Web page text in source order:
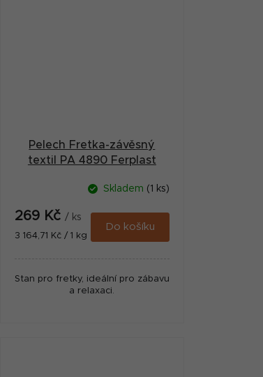
Pelech Fretka-závěsný
textil PA 4890 Ferplast
Skladem (1 ks)
269 Kč / ks
Měrná
3 164,71 Kč / 1 kg
Do košíku
Stan pro fretky, ideální pro zábavu
a relaxaci.